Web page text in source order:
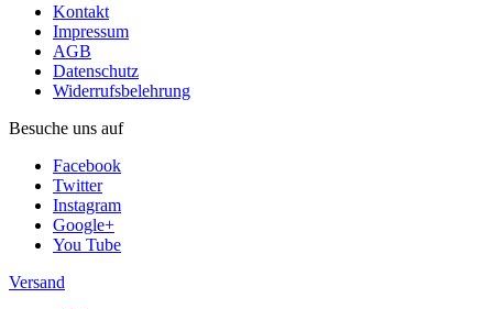
Kontakt
Impressum
AGB
Datenschutz
Widerrufsbelehrung
Besuche uns auf
Facebook
Twitter
Instagram
Google+
You Tube
Versand